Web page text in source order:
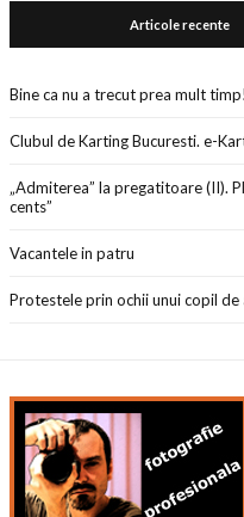
Articole recente
Bine ca nu a trecut prea mult timp!
Clubul de Karting Bucuresti. e-
„Admiterea” la pregatitoare (II).
cents”
Vacantele in patru
Protestele prin ochii unui copil